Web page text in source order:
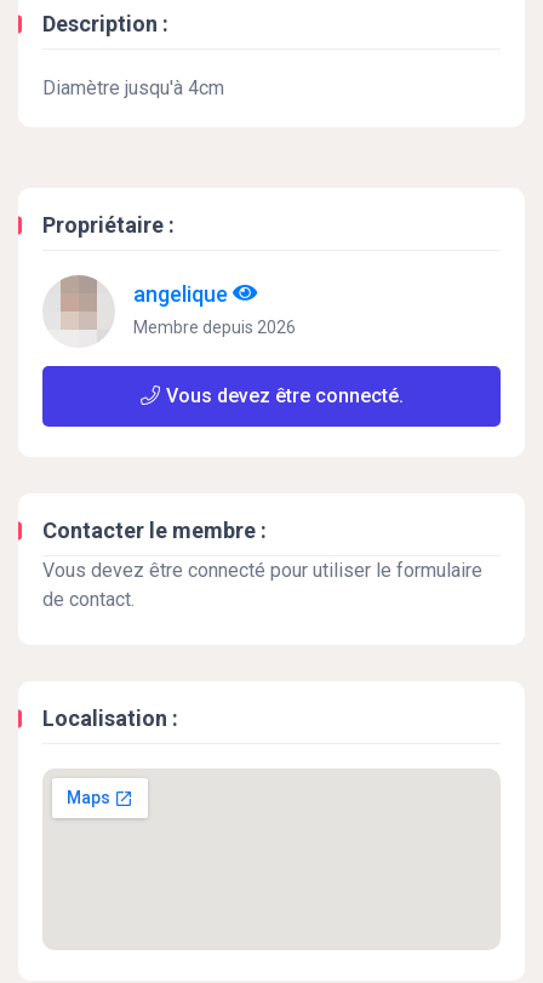
Description :
Diamètre jusqu'à 4cm
Propriétaire :
angelique
Membre depuis 2026
Vous devez être connecté.
Contacter le membre :
Vous devez être connecté pour utiliser le formulaire
de contact.
Localisation :